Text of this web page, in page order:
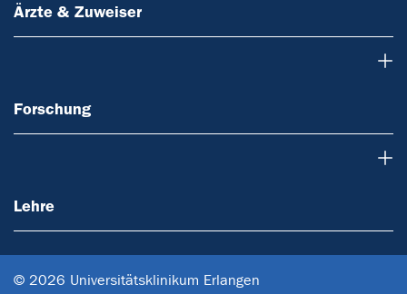
Ärzte & Zuweiser
Forschung
Lehre
© 2026 Universitätsklinikum Erlangen